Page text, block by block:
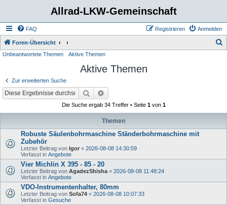
Allrad-LKW-Gemeinschaft
FAQ Anmelden
Registrieren
Foren-Übersicht
Unbeantwortete Themen Aktive Themen
Aktive Themen
Zur erweiterten Suche
Suche
Die Suche ergab 34 Treffer • Seite 1von 1
Themen
Robuste Säulenbohrmaschine Ständerbohrmaschine mit
Zubehör
Letzter Beitrag von Igor « 2026-08-08 14:30:59
Verfasst in Angebote
Vier Michlin X 395 - 85 - 20
Letzter Beitrag von AgadezShisha « 2026-08-08 11:48:24
Verfasst in Angebote
VDO-Instrumentenhalter, 80mm
Letzter Beitrag von Sofa74 « 2026-08-08 10:07:33
Verfasst in Gesuche